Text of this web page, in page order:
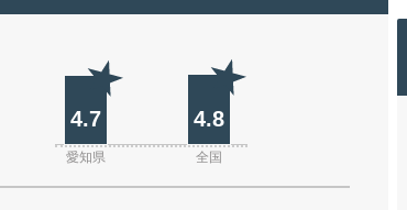
4.7 4.8
愛知県 全国